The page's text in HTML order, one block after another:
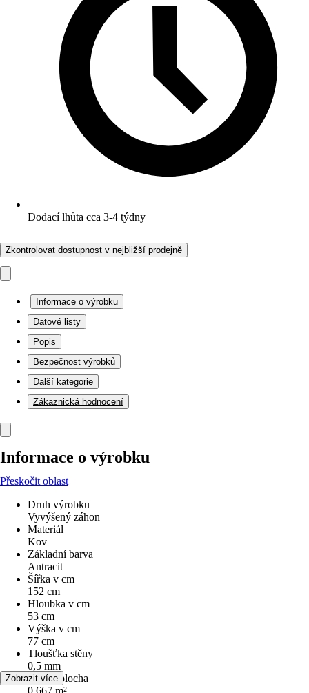
Dodací lhůta cca 3-4 týdny
Zkontrolovat dostupnost v nejbližší prodejně
Informace o výrobku
Datové listy
Popis
Bezpečnost výrobků
Další kategorie
Zákaznická hodnocení
Informace o výrobku
Přeskočit oblast
Druh výrobku
Vyvýšený záhon
Materiál
Kov
Základní barva
Antracit
Šířka v cm
152 cm
Hloubka v cm
53 cm
Výška v cm
77 cm
Tloušťka stěny
0,5 mm
Užitná plocha
0,667 m²
Zobrazit více